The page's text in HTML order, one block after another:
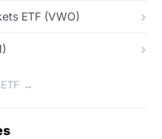
ETF (VWO)
→